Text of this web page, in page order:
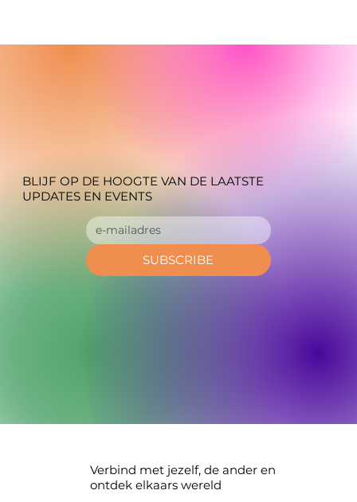
SUBSCRIBE
BLIJF OP DE HOOGTE VAN DE LAATSTE
UPDATES EN EVENTS
Verbind met jezelf, de ander en
ontdek elkaars wereld